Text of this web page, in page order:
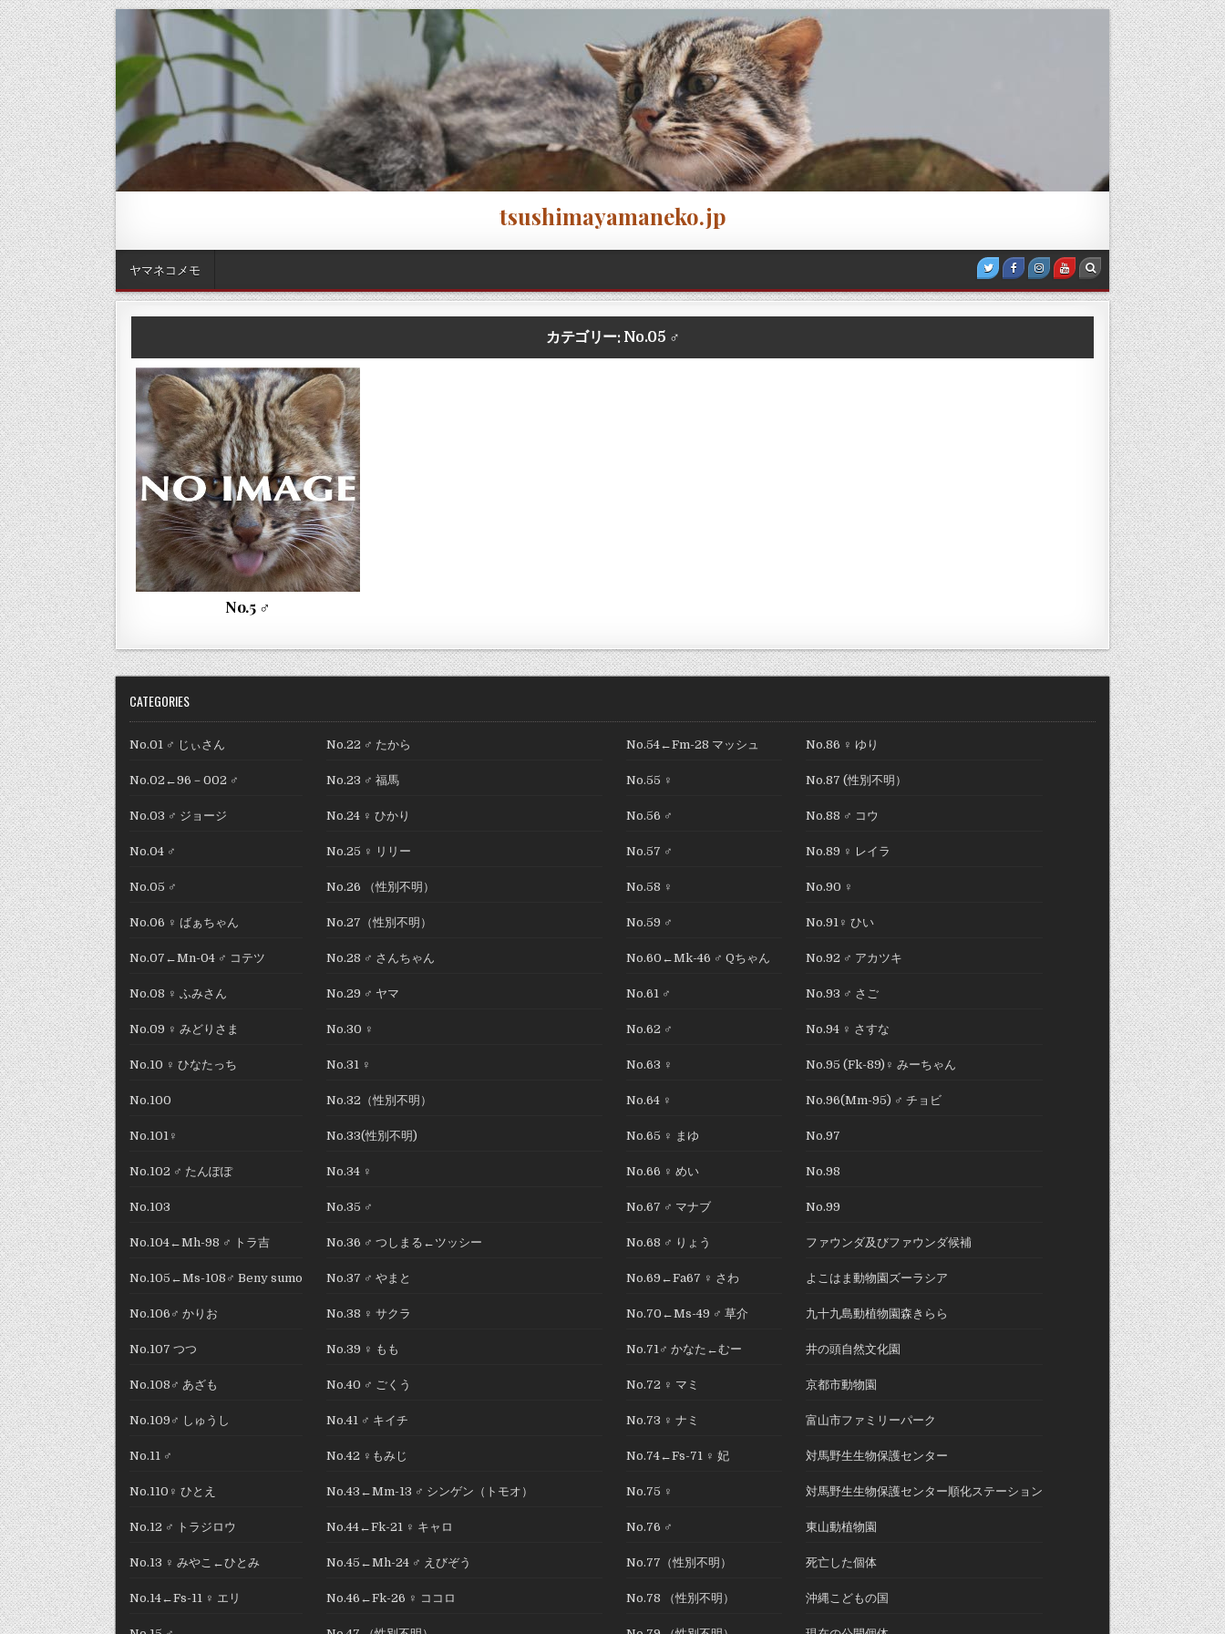
tsushimayamaneko.jp
ヤマネコメモ
カテゴリー: No.05 ♂
No.5 ♂
CATEGORIES
No.01 ♂ じぃさん
No.02←96－002 ♂
No.03 ♂ ジョージ
No.04 ♂
No.05 ♂
No.06 ♀ ばぁちゃん
No.07←Mn-04 ♂ コテツ
No.08 ♀ ふみさん
No.09 ♀ みどりさま
No.10 ♀ ひなたっち
No.100
No.101♀
No.102 ♂ たんぽぽ
No.103
No.104←Mh-98 ♂ トラ吉
No.105←Ms-108♂ Beny sumo
No.106♂ かりお
No.107 つつ
No.108♂ あざも
No.109♂ しゅうし
No.11 ♂
No.110♀ ひとえ
No.12 ♂ トラジロウ
No.13 ♀ みやこ←ひとみ
No.14←Fs-11 ♀ エリ
No.22 ♂ たから
No.23 ♂ 福馬
No.24 ♀ ひかり
No.25 ♀ リリー
No.26 （性別不明）
No.27（性別不明）
No.28 ♂ さんちゃん
No.29 ♂ ヤマ
No.30 ♀
No.31 ♀
No.32（性別不明）
No.33(性別不明)
No.34 ♀
No.35 ♂
No.36 ♂ つしまる←ツッシー
No.37 ♂ やまと
No.38 ♀ サクラ
No.39 ♀ もも
No.40 ♂ ごくう
No.41 ♂ キイチ
No.42 ♀もみじ
No.43←Mm-13 ♂ シンゲン（トモオ）
No.44←Fk-21 ♀ キャロ
No.45←Mh-24 ♂ えびぞう
No.46←Fk-26 ♀ ココロ
No.54←Fm-28 マッシュ
No.55 ♀
No.56 ♂
No.57 ♂
No.58 ♀
No.59 ♂
No.60←Mk-46 ♂ Qちゃん
No.61 ♂
No.62 ♂
No.63 ♀
No.64 ♀
No.65 ♀ まゆ
No.66 ♀ めい
No.67 ♂ マナブ
No.68 ♂ りょう
No.69←Fa67 ♀ さわ
No.70←Ms-49 ♂ 草介
No.71♂ かなた←むー
No.72 ♀ マミ
No.73 ♀ ナミ
No.74←Fs-71 ♀ 妃
No.75 ♀
No.76 ♂
No.77（性別不明）
No.78 （性別不明）
No.86 ♀ ゆり
No.87 (性別不明）
No.88 ♂ コウ
No.89 ♀ レイラ
No.90 ♀
No.91♀ ひい
No.92 ♂ アカツキ
No.93 ♂ さご
No.94 ♀ さすな
No.95 (Fk-89)♀ みーちゃん
No.96(Mm-95) ♂ チョビ
No.97
No.98
No.99
ファウンダ及びファウンダ候補
よこはま動物園ズーラシア
九十九島動植物園森きらら
井の頭自然文化園
京都市動物園
富山市ファミリーパーク
対馬野生生物保護センター
対馬野生生物保護センター順化ステーション
東山動植物園
死亡した個体
沖縄こどもの国